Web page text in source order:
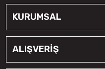
KURUMSAL
ALIŞVERİŞ